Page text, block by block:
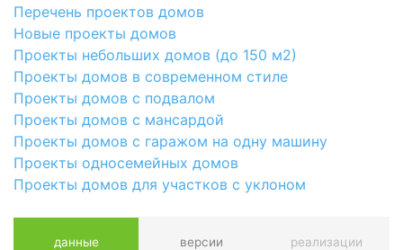
Перечень проектов домов
Новые проекты домов
Проекты небольших домов (до 150 м2)
Проекты домов в современном стиле
Проекты домов с подвалом
Проекты домов с мансардой
Проекты домов с гаражом на одну машину
Проекты односемейных домов
Проекты домов для участков с уклоном
данные версии реализации